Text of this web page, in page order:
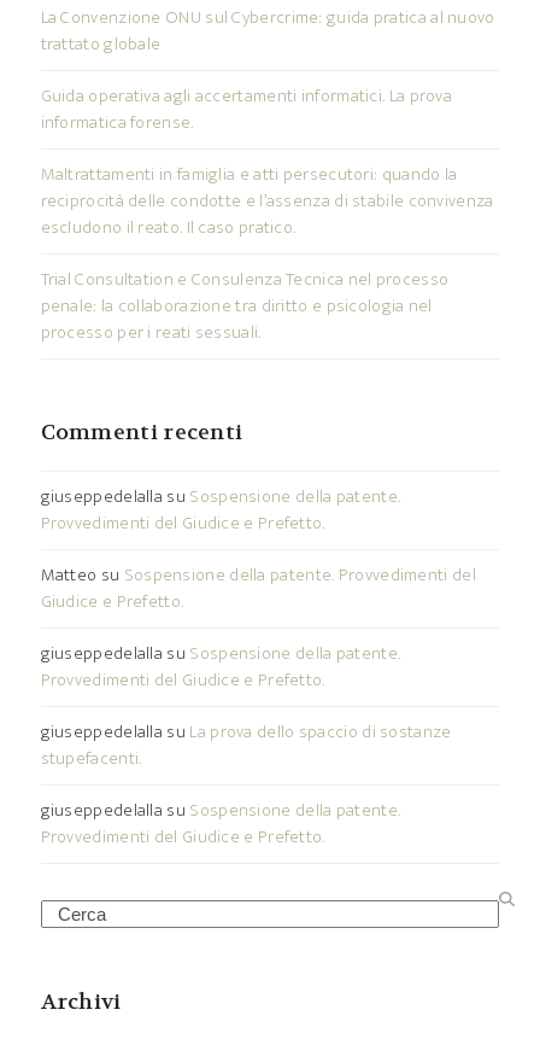
La Convenzione ONU sul Cybercrime: guida pratica al nuovo
trattato globale
Guida operativa agli accertamenti informatici. La prova
informatica forense.
Maltrattamenti in famiglia e atti persecutori: quando la
reciprocità delle condotte e l’assenza di stabile convivenza
escludono il reato. Il caso pratico.
Trial Consultation e Consulenza Tecnica nel processo
penale: la collaborazione tra diritto e psicologia nel
processo per i reati sessuali.
Commenti recenti
giuseppedelalla su Sospensione della patente.
Provvedimenti del Giudice e Prefetto.
Matteo su Sospensione della patente. Provvedimenti del
Giudice e Prefetto.
giuseppedelalla su Sospensione della patente.
Provvedimenti del Giudice e Prefetto.
giuseppedelalla su La prova dello spaccio di sostanze
stupefacenti.
giuseppedelalla su Sospensione della patente.
Provvedimenti del Giudice e Prefetto.
Search
Archivi